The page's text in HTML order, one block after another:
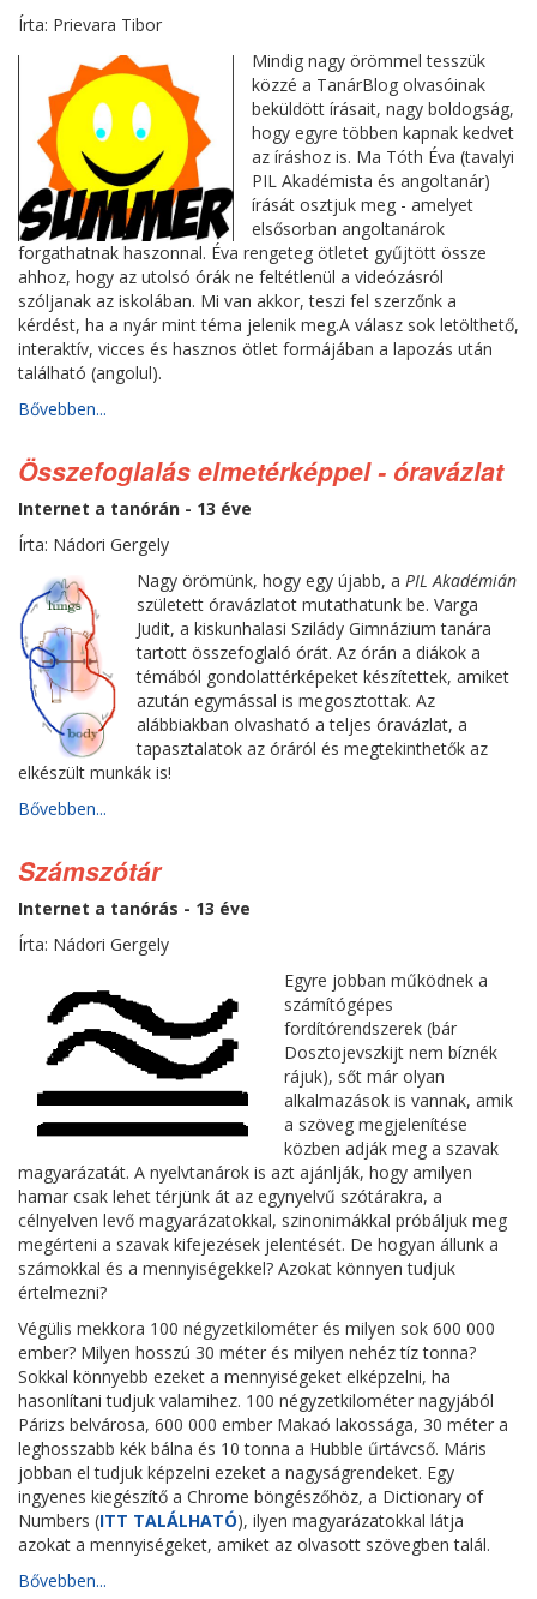
Írta: Prievara Tibor
Mindig nagy örömmel tesszük
közzé a TanárBlog olvasóinak
beküldött írásait, nagy boldogság,
hogy egyre többen kapnak kedvet
az íráshoz is. Ma Tóth Éva (tavalyi
PIL Akadémista és angoltanár)
írását osztjuk meg - amelyet
elsősorban angoltanárok
forgathatnak haszonnal. Éva rengeteg ötletet gyűjtött össze
ahhoz, hogy az utolsó órák ne feltétlenül a videózásról
szóljanak az iskolában. Mi van akkor, teszi fel szerzőnk a
kérdést, ha a nyár mint téma jelenik meg.A válasz sok letölthető,
interaktív, vicces és hasznos ötlet formájában a lapozás után
található (angolul).
Bővebben...
Összefoglalás elmetérképpel - óravázlat
Internet a tanórán - 13 éve
Írta: Nádori Gergely
Nagy örömünk, hogy egy újabb, aPIL Akadémián
született óravázlatot mutathatunk be. Varga
Judit, a kiskunhalasi Szilády Gimnázium tanára
tartott összefoglaló órát. Az órán a diákok a
témából gondolattérképeket készítettek, amiket
azután egymással is megosztottak. Az
alábbiakban olvasható a teljes óravázlat, a
tapasztalatok az óráról és megtekinthetők az
elkészült munkák is!
Bővebben...
Számszótár
Internet a tanórás - 13 éve
Írta: Nádori Gergely
Egyre jobban működnek a
számítógépes
fordítórendszerek (bár
Dosztojevszkijt nem bíznék
rájuk), sőt már olyan
alkalmazások is vannak, amik
a szöveg megjelenítése
közben adják meg a szavak
magyarázatát. A nyelvtanárok is azt ajánlják, hogy amilyen
hamar csak lehet térjünk át az egynyelvű szótárakra, a
célnyelven levő magyarázatokkal, szinonimákkal próbáljuk meg
megérteni a szavak kifejezések jelentését. De hogyan állunk a
számokkal és a mennyiségekkel? Azokat könnyen tudjuk
értelmezni?
Végülis mekkora 100 négyzetkilométer és milyen sok 600 000
ember? Milyen hosszú 30 méter és milyen nehéz tíz tonna?
Sokkal könnyebb ezeket a mennyiségeket elképzelni, ha
hasonlítani tudjuk valamihez. 100 négyzetkilométer nagyjából
Párizs belvárosa, 600 000 ember Makaó lakossága, 30 méter a
leghosszabb kék bálna és 10 tonna a Hubble űrtávcső. Máris
jobban el tudjuk képzelni ezeket a nagyságrendeket. Egy
ingyenes kiegészítő a Chrome böngészőhöz, a Dictionary of
Numbers (ITT TALÁLHATÓ), ilyen magyarázatokkal látja
azokat a mennyiségeket, amiket az olvasott szövegben talál.
Bővebben...